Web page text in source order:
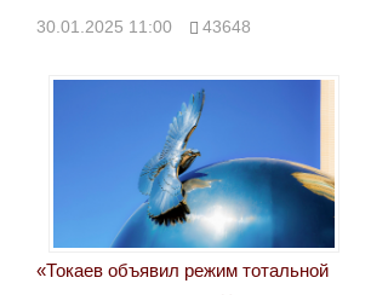
30.01.2025 11:00 43648
«Токаев объявил режим тотальной